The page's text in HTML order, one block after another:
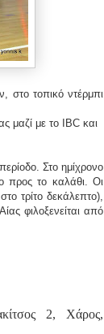
στο τοπικό ντέρμπι
μαζί με το IBC και
Στο ημίχρονο
προς το καλάθι. Οι
τρίτο δεκάλεπτο),
φιλοξενείται από
2, Χάρος,